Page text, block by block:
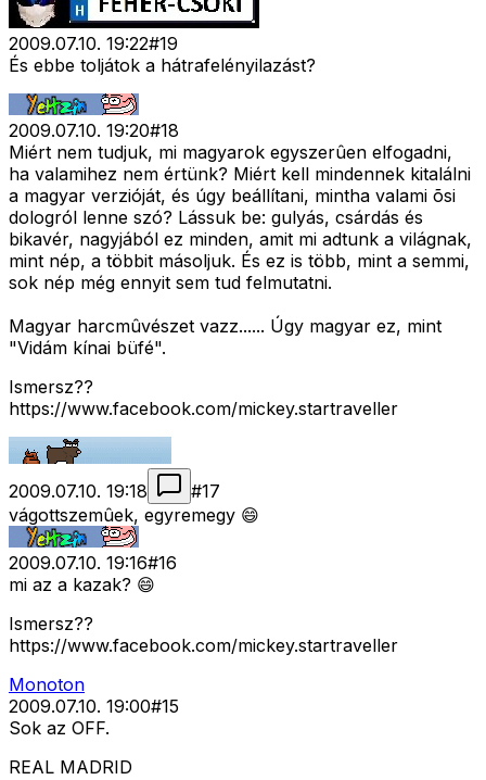
2009.07.10. 19:22#19
És ebbe toljátok a hátrafelényilazást?
2009.07.10. 19:20#18
Miért nem tudjuk, mi magyarok egyszerûen elfogadni,
ha valamihez nem értünk? Miért kell mindennek kitalálni
a magyar verzióját, és úgy beállítani, mintha valami õsi
dologról lenne szó? Lássuk be: gulyás, csárdás és
bikavér, nagyjából ez minden, amit mi adtunk a világnak,
mint nép, a többit másoljuk. És ez is több, mint a semmi,
sok nép még ennyit sem tud felmutatni.
Magyar harcmûvészet vazz...... Úgy magyar ez, mint
"Vidám kínai büfé".
Ismersz??
https://www.facebook.com/mickey.startraveller
2009.07.10. 19:18 #17
vágottszemûek, egyremegy 😄
2009.07.10. 19:16#16
mi az a kazak? 😄
Ismersz??
https://www.facebook.com/mickey.startraveller
Monoton
2009.07.10. 19:00#15
Sok az OFF.
REAL MADRID